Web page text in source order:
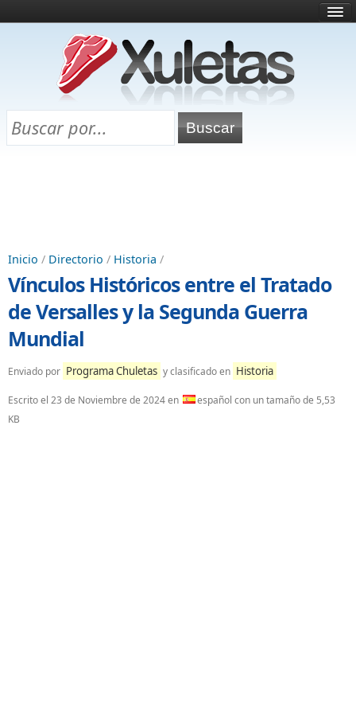
¿Qué es esto?
Directorio
Chuletas para exámenes
Inicio / Directorio / Historia /
Vínculos Históricos entre el Tratado
de Versalles y la Segunda Guerra
Mundial
Enviado por Programa Chuletas y clasificado en Historia
Escrito el 23 de Noviembre de 2024en
español con un tamaño de 5,53
KB